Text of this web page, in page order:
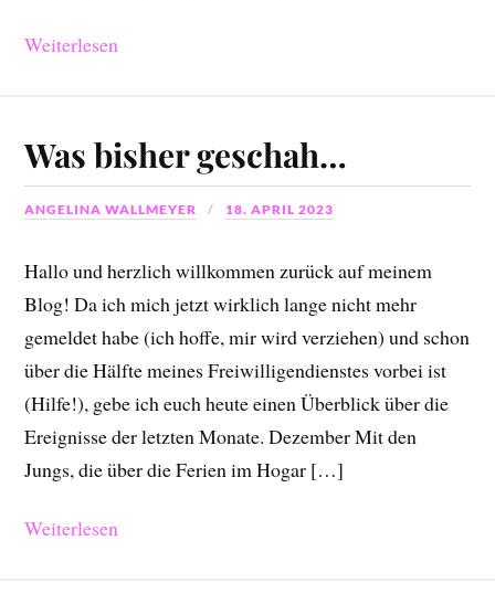
Weiterlesen
Was bisher geschah…
ANGELINA WALLMEYER 18. APRIL 2023
Hallo und herzlich willkommen zurück auf meinem
Blog! Da ich mich jetzt wirklich lange nicht mehr
gemeldet habe (ich hoffe, mir wird verziehen) und schon
über die Hälfte meines Freiwilligendienstes vorbei ist
(Hilfe!), gebe ich euch heute einen Überblick über die
Ereignisse der letzten Monate. Dezember Mit den
Jungs, die über die Ferien im Hogar […]
Weiterlesen